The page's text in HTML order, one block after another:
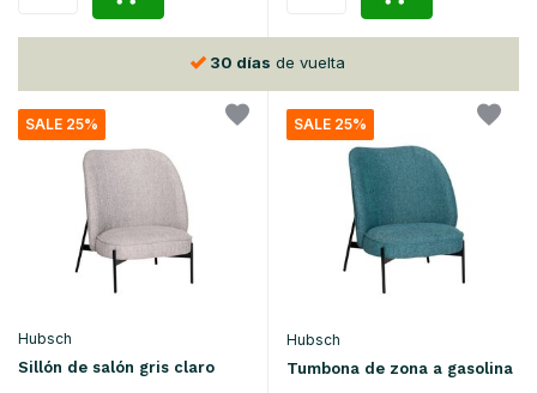
30 días de vuelta
SALE 25%
Hubsch
Sillón de salón gris claro
SALE 25%
Hubsch
Tumbona de zona a gasolina